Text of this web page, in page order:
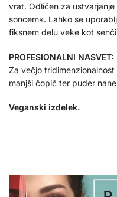
vrat. Odličen za
soncem«. Lahko se
fiksnem delu veke kot
PROFESIONALNI NASVET:
Za večjo
manjši čopič ter puder
Veganski izdelek.